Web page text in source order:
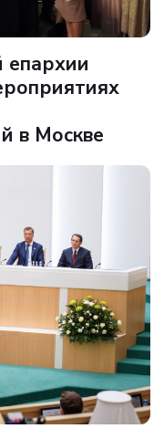
епархии
в Москве